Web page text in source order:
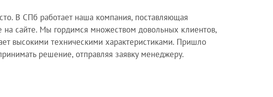
В СПб работает наша компания, поставляющая
на сайте. Мы гордимся множеством довольных клиентов,
высокими техническими характеристиками. Пришло
решение, отправляя заявку менеджеру.